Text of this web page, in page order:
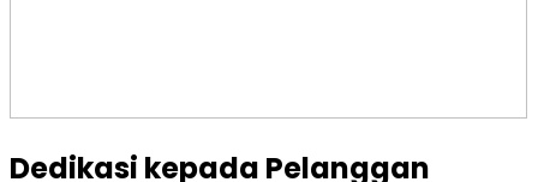
Dedikasi kepada Pelanggan